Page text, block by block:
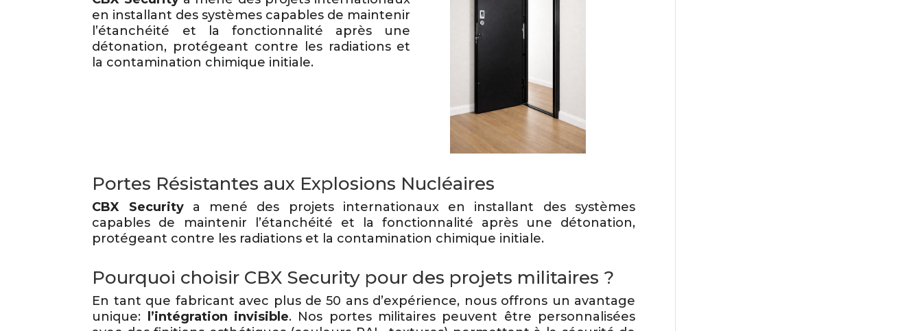
en installant des systèmes capables de maintenir
l’étanchéité et la fonctionnalité après une
détonation, protégeant contre les radiations et
la contamination chimique initiale.
Portes Résistantes aux Explosions Nucléaires
CBX Securitya mené des projets internationaux en installant des systèmes
capables de maintenir l’étanchéité et la fonctionnalité après une détonation,
protégeant contre les radiations et la contamination chimique initiale.
Pourquoi choisir CBX Security pour des projets militaires ?
En tant que fabricant avec plus de 50 ans d’expérience, nous offrons un avantage
unique:
l’intégration invisible. Nos portes militaires peuvent être personnalisées